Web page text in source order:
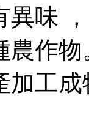
異味
物
加工成